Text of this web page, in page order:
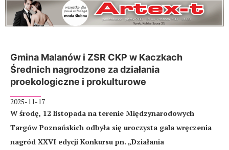
Gmina Malanów i ZSR CKP w Kaczkach
Średnich nagrodzone za działania
proekologiczne i prokulturowe
2025-11-17
W środę, 12 listopada na terenie Międzynarodowych
Targów Poznańskich odbyła się uroczysta gala wręczenia
nagród XXVI edycji Konkursu pn. „Działania